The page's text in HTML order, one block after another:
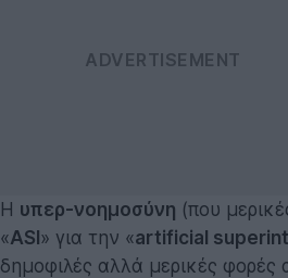
Η υπερ-νοημοσύνη (που
«ASI» για την «artificial
δημοφιλές αλλά μερικές φορές